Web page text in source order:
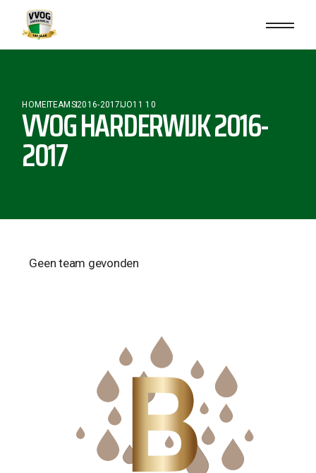
HOMETEAMS2016-2017 JO11 10
VVOG HARDERWIJK 2016-
2017
Geen team gevonden